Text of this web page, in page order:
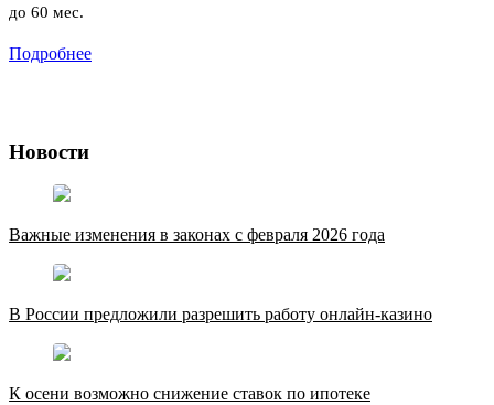
до 60 мес.
Подробнее
Новости
Важные изменения в законах с февраля 2026 года
В России предложили разрешить работу онлайн-казино
К осени возможно снижение ставок по ипотеке